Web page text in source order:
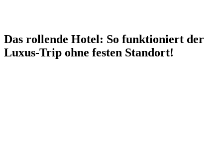
Das rollende Hotel: So funktioniert der
Luxus-Trip ohne festen Standort!